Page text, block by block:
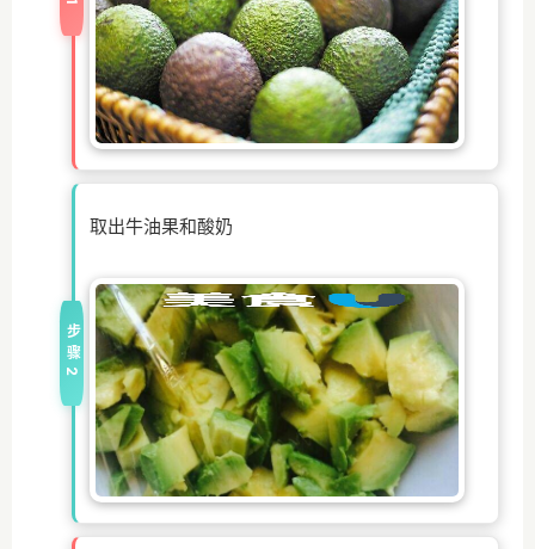
取出牛油果和酸奶
步骤2